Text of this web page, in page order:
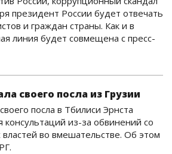
президент России будет отвечать
и граждан страны. Как и в
линия будет совмещена с пресс-
своего посла из Грузии
посла в Тбилиси Эрнста
из-за обвинений со
властей во вмешательстве. Об этом